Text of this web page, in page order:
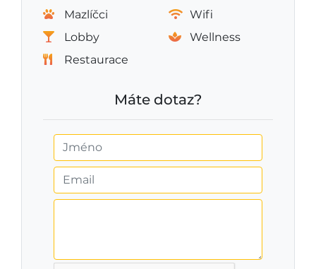
Mazlíčci
Wifi
Lobby
Wellness
Restaurace
Máte dotaz?